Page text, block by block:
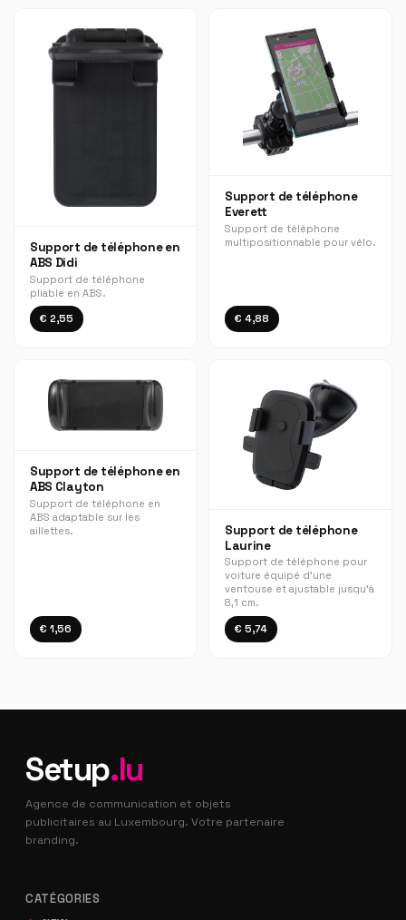
Support de téléphone en
ABS Didi
Support de téléphone
pliable en ABS.
€ 2,55
Support de téléphone
Everett
Support de téléphone
multipositionnable pour vélo.
€ 4,88
Support de téléphone en
ABS Clayton
Support de téléphone en
ABS adaptable sur les
aillettes.
€ 1,56
Support de téléphone
Laurine
Support de téléphone pour
voiture équipé d'une
ventouse et ajustable jusqu'à
8,1 cm.
€ 5,74
Setup.lu
Agence de communication et objets
publicitaires au Luxembourg. Votre partenaire
branding.
CATÉGORIES